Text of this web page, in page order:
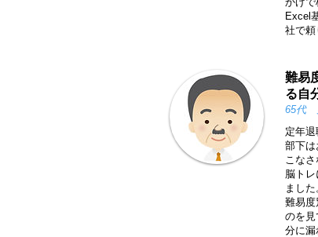
Excel
社で頼
難易
る自
65代
定年退
部下は
こな
脳ト
まし
難易度
のを見
分に漏